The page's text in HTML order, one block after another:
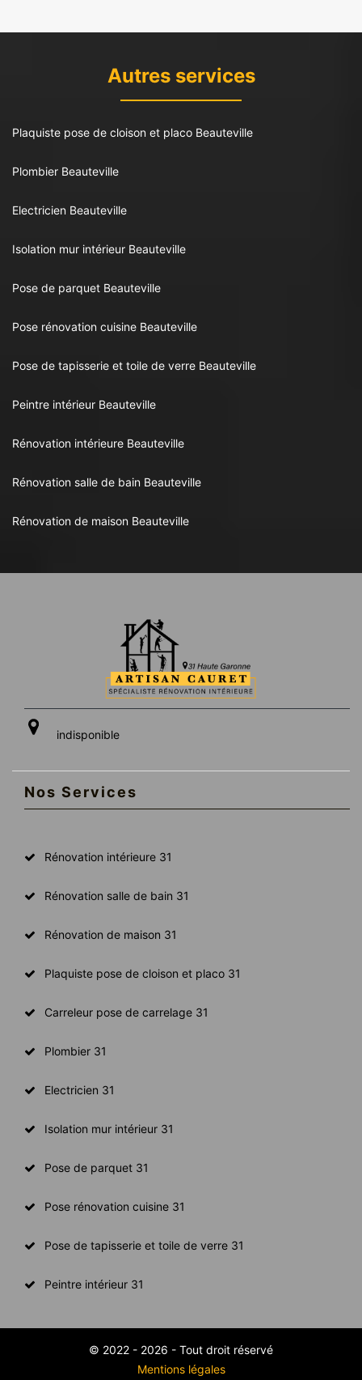
Autres services
Plaquiste pose de cloison et placo Beauteville
Plombier Beauteville
Electricien Beauteville
Isolation mur intérieur Beauteville
Pose de parquet Beauteville
Pose rénovation cuisine Beauteville
Pose de tapisserie et toile de verre Beauteville
Peintre intérieur Beauteville
Rénovation intérieure Beauteville
Rénovation salle de bain Beauteville
Rénovation de maison Beauteville
indisponible
Nos Services
Rénovation intérieure 31
Rénovation salle de bain 31
Rénovation de maison 31
Plaquiste pose de cloison et placo 31
Carreleur pose de carrelage 31
Plombier 31
Electricien 31
Isolation mur intérieur 31
Pose de parquet 31
Pose rénovation cuisine 31
Pose de tapisserie et toile de verre 31
Peintre intérieur 31
© 2022 - 2026 - Tout droit réservé
Mentions légales